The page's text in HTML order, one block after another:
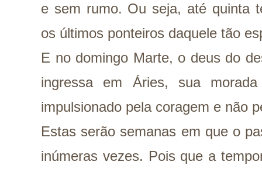
e sem rumo. Ou seja, até quinta
os últimos ponteiros daquele tão
E no domingo Marte, o deus do
ingressa em Áries, sua
impulsionado pela coragem e não
Estas serão semanas em que o
inúmeras vezes. Pois que a